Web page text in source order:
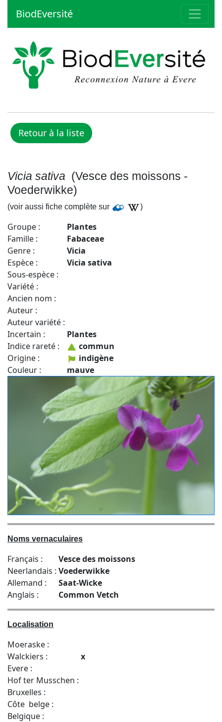
BiodEversité
Vicia sativa (Vesce des moissons -
Voederwikke)
(voir aussi fiche complète sur )
Groupe :
Plantes
Famille :
Fabaceae
Genre :
Vicia
Espèce :
Vicia sativa
Sous-espèce :
Variété :
Ancien nom :
Auteur :
Auteur variété :
Incertain :
Plantes
Indice rareté :
commun
Origine :
indigène
Couleur :
mauve
Noms vernaculaires
Français :
Vesce des moissons
Neerlandais : Voederwikke
Allemand :
Saat-Wicke
Anglais :
Common Vetch
Localisation
Moeraske :
Walckiers :
x
Evere :
Hof ter Musschen :
Bruxelles :
Côte belge :
Belgique :